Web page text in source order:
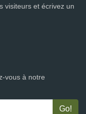
visiteurs et écrivez un
vous à notre